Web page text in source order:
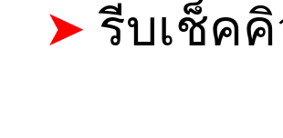
➤ รีบเช็ค